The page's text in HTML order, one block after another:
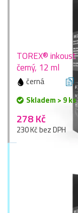
TOREX®
černý, 12 ml
černá
Skladem > 9 ks
278 Kč
230 Kč bez DPH